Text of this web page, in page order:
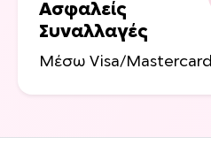
Ασφαλείς
Συναλλαγές
Μέσω Visa/Mastercard